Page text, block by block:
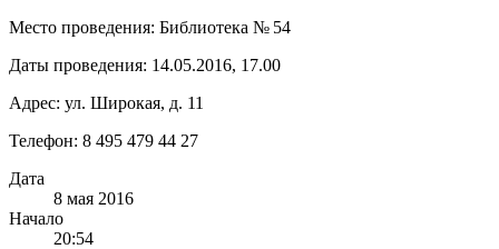
Место проведения: Библиотека № 54
Даты проведения: 14.05.2016, 17.00
Адрес: ул. Широкая, д. 11
Телефон: 8 495 479 44 27
Дата
8 мая 2016
Начало
20:54